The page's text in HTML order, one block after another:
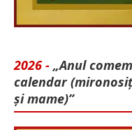
2026 - „Anul
calendar
și mame)”